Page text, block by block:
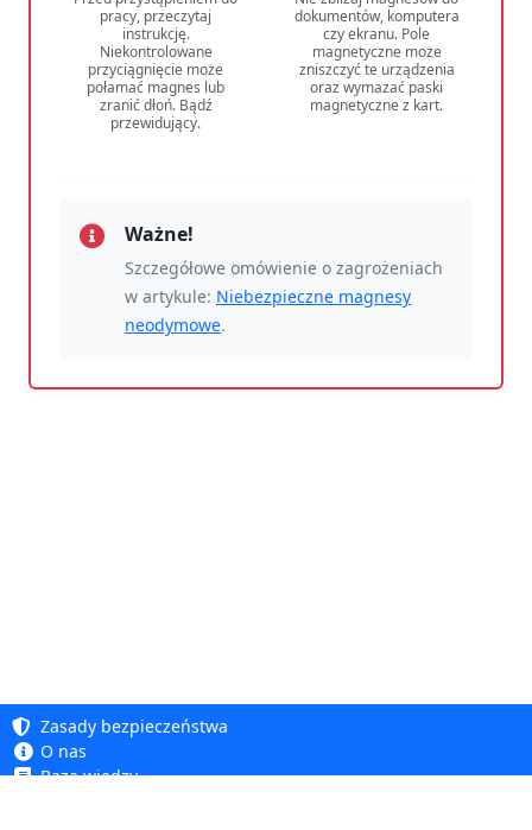
pracy, przeczytaj
instrukcję.
Niekontrolowane
przyciągnięcie może
połamać magnes lub
zranić dłoń. Bądź
przewidujący.
dokumentów, komputera
czy ekranu. Pole
magnetyczne może
zniszczyć te urządzenia
oraz wymazać paski
magnetyczne z kart.
Ważne!
Szczegółowe omówienie o zagrożeniach
w artykule: Niebezpieczne magnesy
neodymowe.
Zasady bezpieczeństwa
O nas
Baza wiedzy